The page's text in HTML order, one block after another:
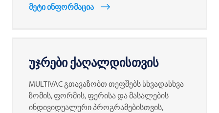
მეტი ინფორმაცია
უჯრები ქაღალდისთვის
MULTIVACგთავაზობთ თეფშებს სხვადასხვა
ზომის, ფორმის, ფერისა და მასალების
ინდივიდუალური პროგრამებისთვის,